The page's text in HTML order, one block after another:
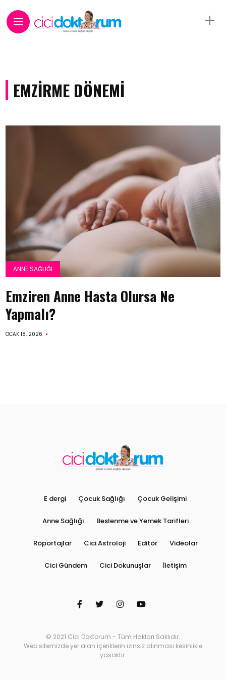
EMZIRME DÖNEMI
ANNE SAĞLIĞI
Emziren Anne Hasta Olursa Ne
Yapmalı?
OCAK 18, 2026
E dergi Çocuk Sağlığı Çocuk Gelişimi
Anne Sağlığı Beslenme ve Yemek Tarifleri
Röportajlar Cici Astroloji Editör Videolar
Cici Gündem Cici Dokunuşlar İletişim
© 2021 Cici Doktorum - Tüm Hakları Saklıdır.
Web sitemizde yer alan içeriklerin izinsiz alınması kesinlikle
yasaktır.